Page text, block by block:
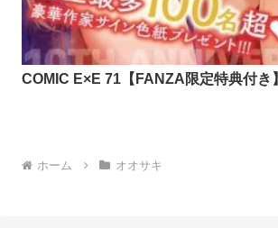
COMIC E×E 71【FANZA限定特典付き】
ホーム オオサキ